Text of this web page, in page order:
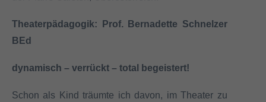
Theaterpädagogik: Prof. Bernadette Schnelzer
BEd
dynamisch – verrückt – total begeistert!
Schon als Kind träumte ich davon, im Theater zu